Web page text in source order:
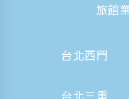
旅館
台北西門